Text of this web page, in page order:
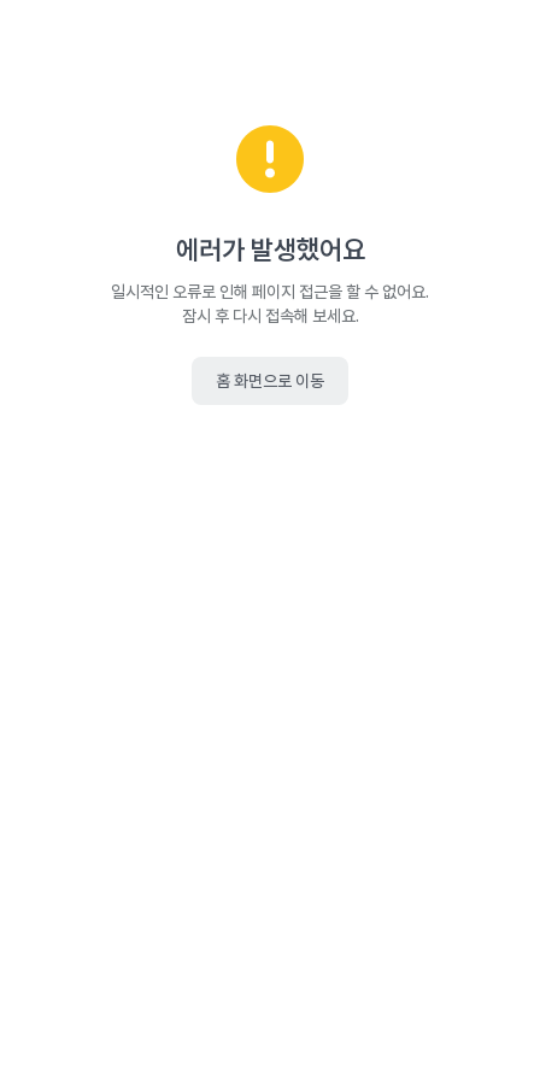
에러가 발생했어요
일시적인 오류로 인해 페이지 접근을 할 수 없어요.
잠시 후 다시 접속해 보세요.
홈 화면으로 이동